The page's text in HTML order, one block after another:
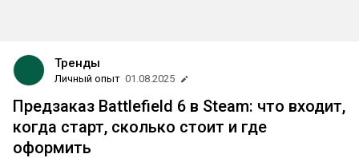
Тренды
Личный опыт 01.08.2025
Предзаказ Battlefield 6 в Steam: что входит,
когда старт, сколько стоит и где
оформить